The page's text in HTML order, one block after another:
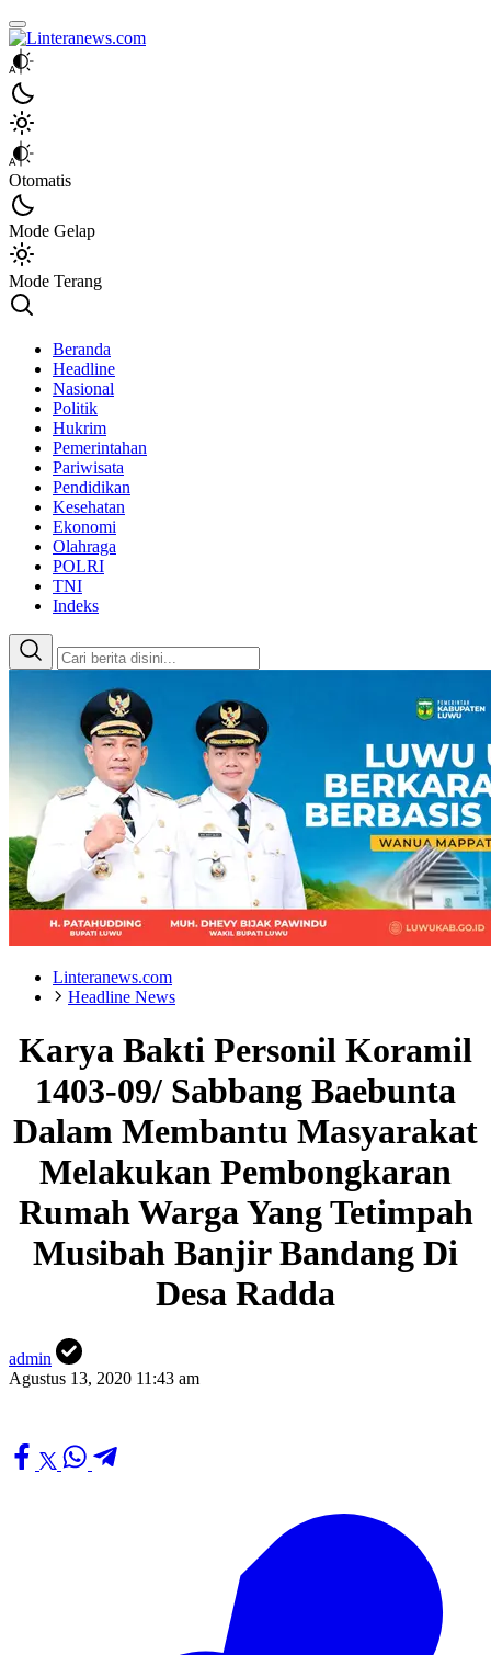
Linteranews.com
Lintas Informasi Tercepat dan Akurat
Otomatis
Mode Gelap
Mode Terang
Beranda
Headline
Nasional
Politik
Hukrim
Pemerintahan
Pariwisata
Pendidikan
Kesehatan
Ekonomi
Olahraga
POLRI
TNI
Indeks
Linteranews.com
Headline News
Karya Bakti Personil Koramil
1403-09/ Sabbang Baebunta
Dalam Membantu Masyarakat
Melakukan Pembongkaran
Rumah Warga Yang Tetimpah
Musibah Banjir Bandang Di
Desa Radda
admin
Agustus 13, 2020 11:43 am